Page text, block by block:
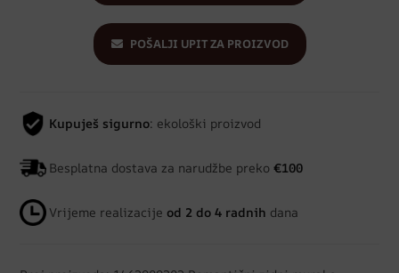
POŠALJI UPIT ZA PROIZVOD
Kupuješ sigurno: ekološki proizvod
Besplatna dostava za narudžbe preko€100
Vrijeme realizacije od 2 do 4 radnih dana